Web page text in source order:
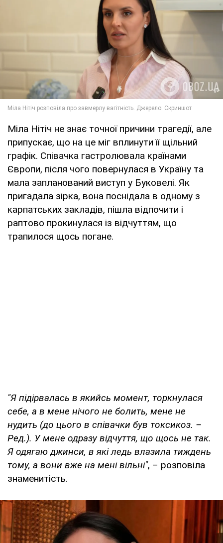
Міла Нітіч не знає точної причини трагедії, але
припускає, що на це міг вплинути її щільний
графік. Співачка гастролювала країнами
Європи, після чого повернулася в Україну та
мала запланований виступ у Буковелі. Як
пригадала зірка, вона поснідала в одному з
карпатських закладів, пішла відпочити і
раптово прокинулася із відчуттям, що
трапилося щось погане.
"Я підірвалась в якийсь момент, торкнулася
себе, а в мене нічого не болить, мене не
нудить (до цього в співачки був токсикоз. –
Ред.). У мене одразу відчуття, що щось не так.
Я одягаю джинси, в які ледь влазила тиждень
тому, а вони вже на мені вільні", – розповіла
знаменитість.